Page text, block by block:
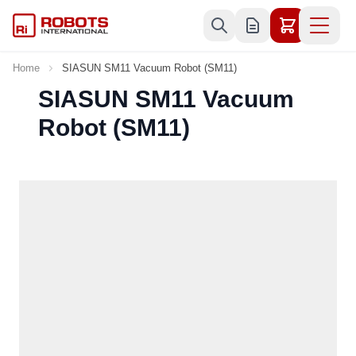
Home SIASUN SM11 Vacuum Robot (SM11)
SIASUN SM11 Vacuum
Robot (SM11)